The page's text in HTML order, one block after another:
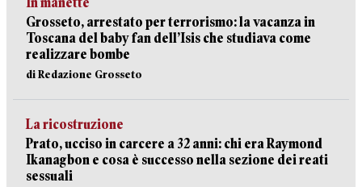
Grosseto, arrestato per terrorismo: la vacanza in
Toscana del baby fan dell’Isis che studiava come
realizzare bombe
di Redazione Grosseto
La ricostruzione
Prato, ucciso in carcere a 32 anni: chi era Raymond
Ikanagbon e cosa è successo nella sezione dei reati
sessuali